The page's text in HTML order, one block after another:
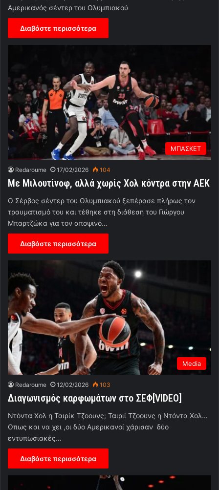
Αμερικανός σέντερ του Ολυμπιακού
Διαβάστε περισσότερα
ΜΠΑΣΚΕΤ
Redaroume 17/02/2026 104
Με Μιλουτίνοφ, αλλά χωρίς Χολ κόντρα στην ΑΕΚ
Ο Σέρβος σέντερ του Ολυμπιακού ξεπέρασε πλήρως τον
τραυματισμό του και τέθηκε στη διάθεση του Γιώργου
Μπαρτζώκα για τον αποψινό…
Διαβάστε περισσότερα
Media
Redaroume 12/02/2026 103
Διαγωνισμός καρφωμάτων στο ΣΕΦ[VIDEO]
Ντόντα Χολ η Ταιρίκ Τζοουνς; Ταιριί Τζοουνς η Ντόντα Χολ…
Οπως και να χει ,οι δύο Αμερικανοί χάρισαν δύο
εντυπωσιακές…
Διαβάστε περισσότερα